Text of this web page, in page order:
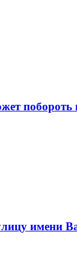
побороть
имени